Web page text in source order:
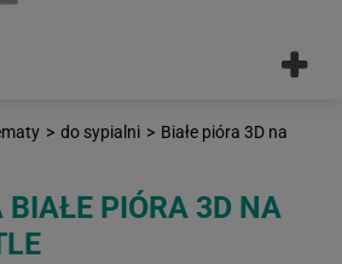
> do sypialni > Białe pióra 3D na
BIAŁE PIÓRA 3D NA